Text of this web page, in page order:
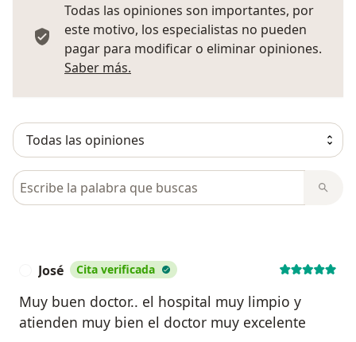
Todas las opiniones son importantes, por
este motivo, los especialistas no pueden
pagar para modificar o eliminar opiniones.
Saber más.
Busca en opiniones
José Cita verificada
Muy buen doctor.. el hospital muy limpio y
atienden muy bien el doctor muy excelente